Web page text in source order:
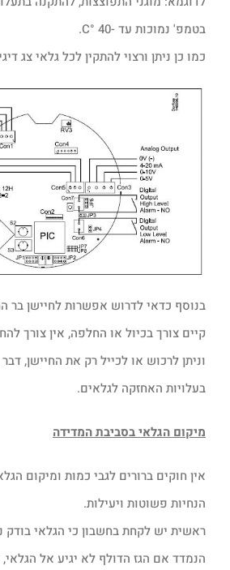
בטמפ' נמוכות עד -40 °C.
כמו כן ניתן ורצוי להתקין לכל גלאי צג
בנוסף כדאי לדרוש אפשרות לחיישן בר
קיים צורך בכיול או החלפה, אין צורך
וניתן לרכוש או לכייל רק את החיישן, דבר
בעלויות האחזקה לגלאים.
מיקום הגלאי בסביבת המדידה
אין חוקים ברורים לגבי כמות ומיקום
הנחיות פשוטות ויעילות.
ראשית יש לקחת בחשבון כי הגלאי
הנמדד אם הגז הדולף לא יגיע אל